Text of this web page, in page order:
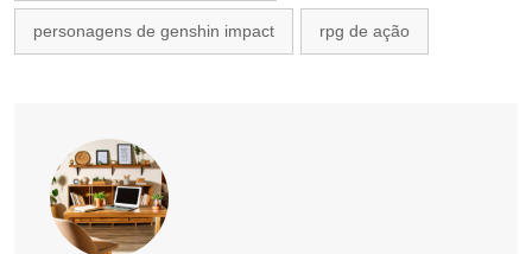
personagens de genshin impact rpg de ação